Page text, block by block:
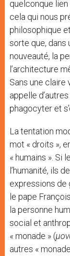
quelconque
cela qui nous
philosophique
sorte que, dans
nouveauté, la
l’architecture
Sans une claire
appelle
phagocyter et
La tentation
mot « droits »,
« humains ». Si
l’humanité, ils
expressions de
le pape
la personne
social et
« monade » (
autres «